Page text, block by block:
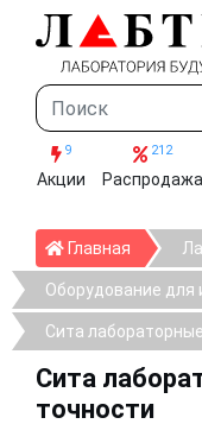
9
Акции
212
Распродажа
Главная Главная
Оборудование для
Сита
Сита лабораторные контрольной
точности